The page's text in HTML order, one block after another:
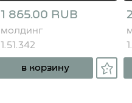
1 865.00 RUB
молдинг
1.51.342
в корзину